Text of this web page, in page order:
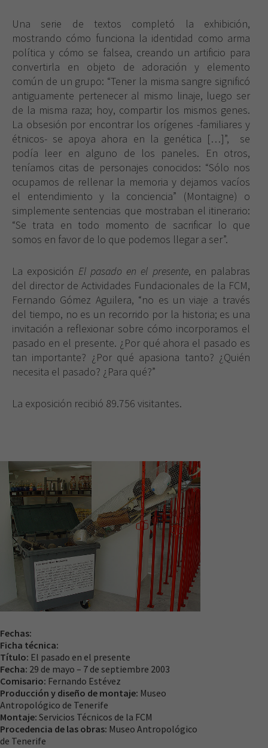
Una serie de textos completó la exhibición,
mostrando cómo funciona la identidad como arma
política y cómo se falsea, creando un artificio para
convertirla en objeto de adoración y elemento
común de un grupo: “Tener la misma sangre significó
antiguamente pertenecer al mismo linaje, luego ser
de la misma raza; hoy, compartir los mismos genes.
La obsesión por encontrar los orígenes -familiares y
étnicos- se apoya ahora en la genética […]”, se
podía leer en alguno de los paneles. En otros,
teníamos citas de personajes conocidos: “Sólo nos
ocupamos de rellenar la memoria y dejamos vacíos
el entendimiento y la conciencia” (Montaigne) o
simplemente sentencias que mostraban el itinerario:
“Se trata en todo momento de sacrificar lo que
somos en favor de lo que podemos llegar a ser”.
La exposición El pasado en el presente, en palabras
del director de Actividades Fundacionales de la FCM,
Fernando Gómez Aguilera, “no es un viaje a través
del tiempo, no es un recorrido por la historia; es una
invitación a reflexionar sobre cómo incorporamos el
pasado en el presente. ¿Por qué ahora el pasado es
tan importante? ¿Por qué apasiona tanto? ¿Quién
necesita el pasado? ¿Para qué?”
La exposición recibió 89.756 visitantes.
Fechas:
Ficha técnica:
Título: El pasado en el presente
Fecha: 29 de mayo – 7 de septiembre 2003
Comisario: Fernando Estévez
Producción y diseño de montaje: Museo
Antropológico de Tenerife
Montaje: Servicios Técnicos de la FCM
Procedencia de las obras: Museo Antropológico
de Tenerife